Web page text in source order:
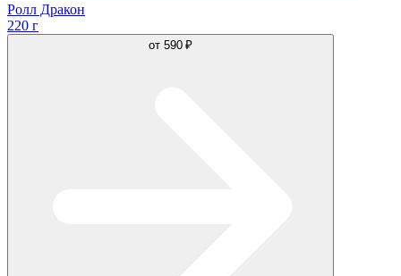
Ролл Дракон
220 г
от 590 ₽